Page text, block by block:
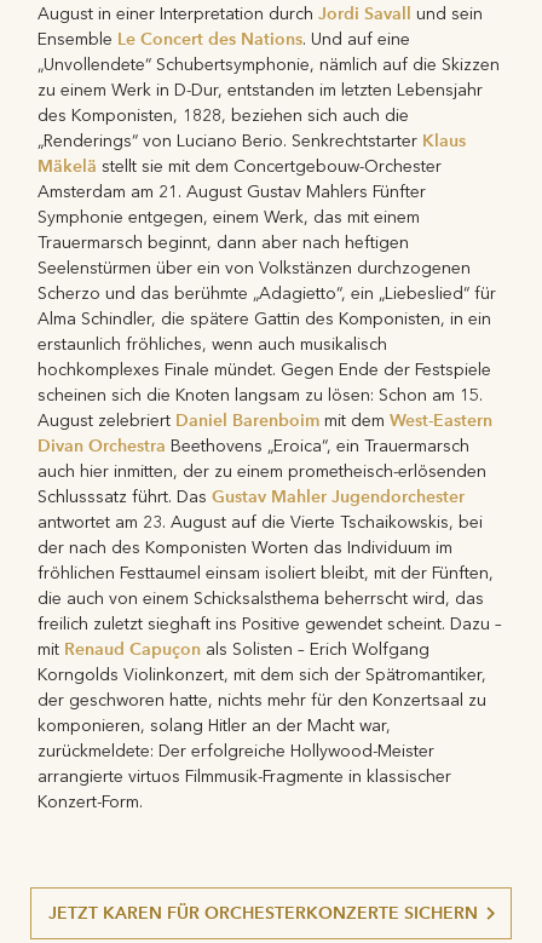
August in einer Interpretation durchJordi Savall und sein
Ensemble Le Concert des Nations. Und auf eine
„Unvollendete“ Schubertsymphonie, nämlich auf die Skizzen
zu einem Werk in D-Dur, entstanden im letzten Lebensjahr
des Komponisten, 1828, beziehen sich auch die
„Renderings“ von Luciano Berio. Senkrechtstarter Klaus
Mäkelä stellt sie mit dem Concertgebouw-Orchester
Amsterdam am 21. August Gustav Mahlers Fünfter
Symphonie entgegen, einem Werk, das mit einem
Trauermarsch beginnt, dann aber nach heftigen
Seelenstürmen über ein von Volkstänzen durchzogenen
Scherzo und das berühmte „Adagietto“, ein „Liebeslied“ für
Alma Schindler, die spätere Gattin des Komponisten, in ein
erstaunlich fröhliches, wenn auch musikalisch
hochkomplexes Finale mündet. Gegen Ende der Festspiele
scheinen sich die Knoten langsam zu lösen: Schon am 15.
August zelebriert Daniel Barenboim mit demWest-Eastern
Divan Orchestra Beethovens „Eroica“, ein Trauermarsch
auch hier inmitten, der zu einem prometheisch-erlösenden
Schlusssatz führt. DasGustav Mahler Jugendorchester
antwortet am 23. August auf die Vierte Tschaikowskis, bei
der nach des Komponisten Worten das Individuum im
fröhlichen Festtaumel einsam isoliert bleibt, mit der Fünften,
die auch von einem Schicksalsthema beherrscht wird, das
freilich zuletzt sieghaft ins Positive gewendet scheint. Dazu –
mit Renaud Capuçon als Solisten – Erich Wolfgang
Korngolds Violinkonzert, mit dem sich der Spätromantiker,
der geschworen hatte, nichts mehr für den Konzertsaal zu
komponieren, solang Hitler an der Macht war,
zurückmeldete: Der erfolgreiche Hollywood-Meister
arrangierte virtuos Filmmusik-Fragmente in klassischer
Konzert-Form.
JETZT KAREN FÜR ORCHESTERKONZERTE SICHERN